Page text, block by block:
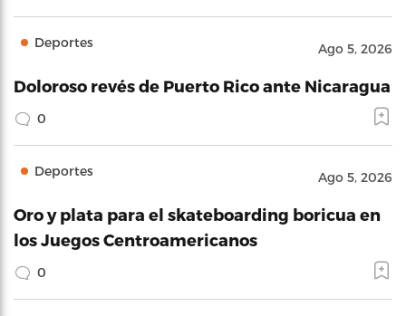
Deportes Ago 5, 2026
Doloroso revés de Puerto Rico ante Nicaragua
0
Deportes Ago 5, 2026
Oro y plata para el skateboarding boricua en
los Juegos Centroamericanos
0